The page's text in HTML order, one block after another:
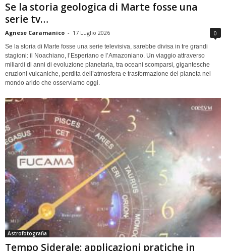
Se la storia geologica di Marte fosse una
serie tv…
Agnese Caramanico - 17 Luglio 2026 0
Se la storia di Marte fosse una serie televisiva, sarebbe divisa in tre grandi
stagioni: il Noachiano, l’Esperiano e l’Amazoniano. Un viaggio attraverso
miliardi di anni di evoluzione planetaria, tra oceani scomparsi, gigantesche
eruzioni vulcaniche, perdita dell’atmosfera e trasformazione del pianeta nel
mondo arido che osserviamo oggi.
Astrofotografia
Tempo Siderale: applicazioni pratiche in